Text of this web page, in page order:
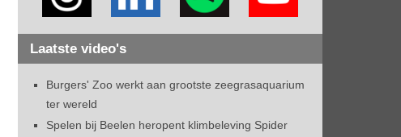
Laatste video's
Burgers' Zoo werkt aan grootste zeegrasaquarium
ter wereld
Spelen bij Beelen heropent klimbeleving Spider